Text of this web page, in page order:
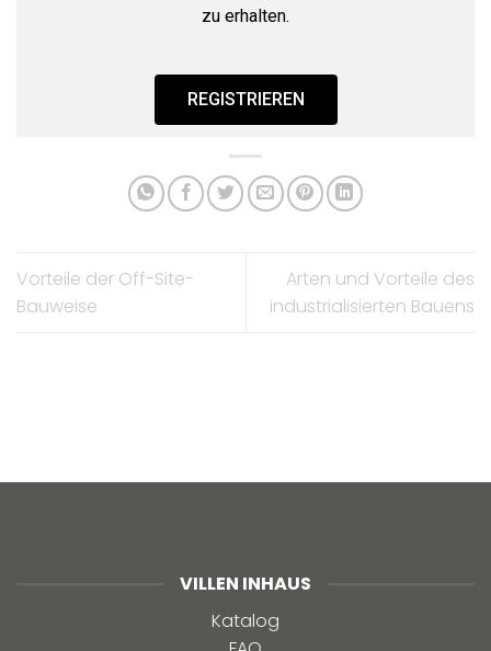
zu erhalten.
REGISTRIEREN
Vorteile der Off-Site-
Bauweise
Arten und Vorteile des
industrialisierten Bauens
VILLEN INHAUS
Katalog